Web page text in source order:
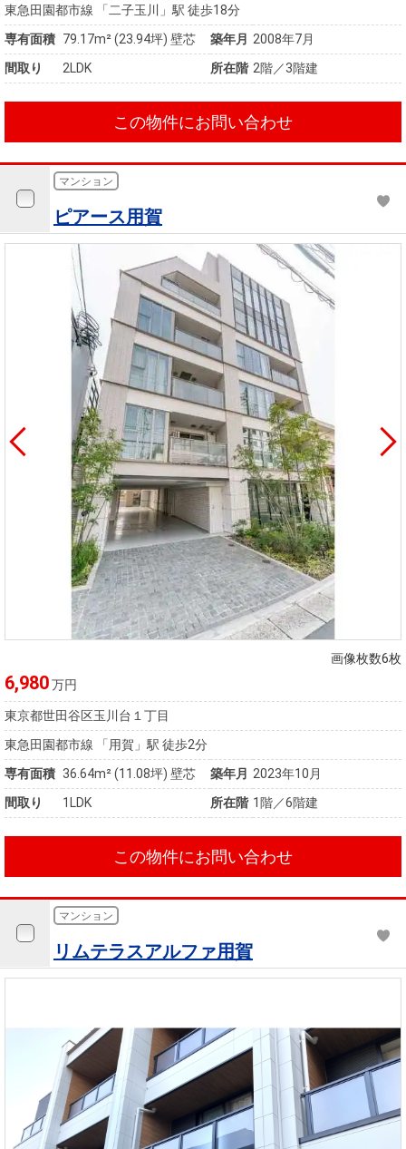
東急田園都市線 「二子玉川」駅 徒歩18分
専有面積 79.17m²(23.94坪) 壁芯 築年月 2008年7月
間取り
2LDK 所在階 2階／3階建
この物件にお問い合わせ
マンション
ピアース用賀
画像枚数6枚
6,980万円
東京都世田谷区玉川台１丁目
東急田園都市線 「用賀」駅 徒歩2分
専有面積 36.64m²(11.08坪) 壁芯 築年月 2023年10月
間取り
1LDK 所在階 1階／6階建
この物件にお問い合わせ
マンション
リムテラスアルファ用賀